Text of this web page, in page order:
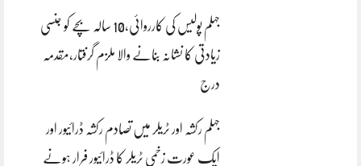
جہلم پولیس کی کارروائی،10 سالہ بچے کو جنسی
زیادتی کا نشانہ بنانے والا ملزم گرفتار،مقدمہ
درج
جہلم رکشہ اور ٹریلر میں تصادم رکشہ ڈرائیور اور
ایک عورت زخمی ٹریلر کا ڈرائیور فرار ہونے